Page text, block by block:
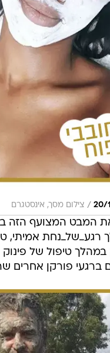
/ צילום מסך, אינסטגרם
המבט המצועף הזה
רגע_של_נחת אמיתי,
טיפול של פינוק
ברגעי פורקן אחרים